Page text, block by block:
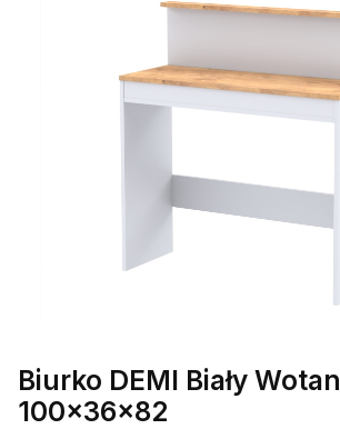
Biurko DEMI Biały Wotan
100x36x82